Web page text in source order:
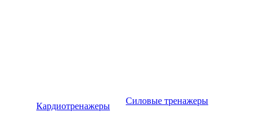
Кардиотренажеры
Силовые тренажеры